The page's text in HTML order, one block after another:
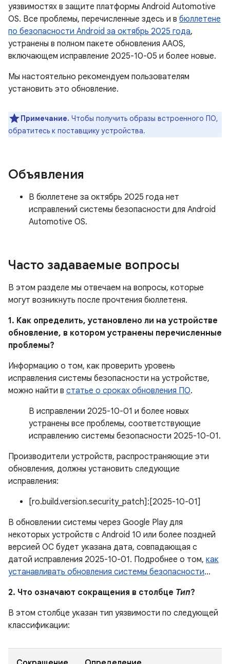
уязвимостях в защите платформы Android Automotive
OS. Все проблемы, перечисленные здесь и в бюллетене
по безопасности Android за октябрь 2025 года,
устранены в полном пакете обновления AAOS,
включающем исправление 2025-10-05 и более новые.
Мы настоятельно рекомендуем пользователям
установить это обновление.
Примечание. Чтобы получить образы встроенного ПО,
обратитесь к поставщику устройства.
Объявления
В бюллетене за октябрь 2025 года нет
исправлений системы безопасности для Android
Automotive OS.
Часто задаваемые вопросы
В этом разделе мы отвечаем на вопросы, которые
могут возникнуть после прочтения бюллетеня.
1. Как определить, установлено ли на устройстве
обновление, в котором устранены перечисленные
проблемы?
Информацию о том, как проверить уровень
исправления системы безопасности на устройстве,
можно найти в статье о сроках обновления ПО.
В исправлении 2025-10-01 и более новых
устранены все проблемы, соответствующие
исправлению системы безопасности 2025-10-01.
Производители устройств, распространяющие эти
обновления, должны установить следующие
исправления:
[ro.build.version.security_patch]:[2025-10-01]
В обновлении системы через Google Play для
некоторых устройств с Android 10 или более поздней
версией ОС будет указана дата, совпадающая с
датой исправления 2025-10-01. Подробнее о том, как
устанавливать обновления системы безопасности…
2. Что означают сокращения в столбце Тип?
В этом столбце указан тип уязвимости по следующей
классификации: